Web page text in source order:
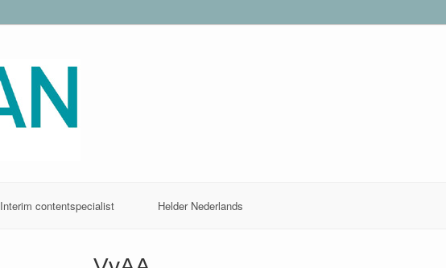
Interim contentspecialist Helder Nederlands